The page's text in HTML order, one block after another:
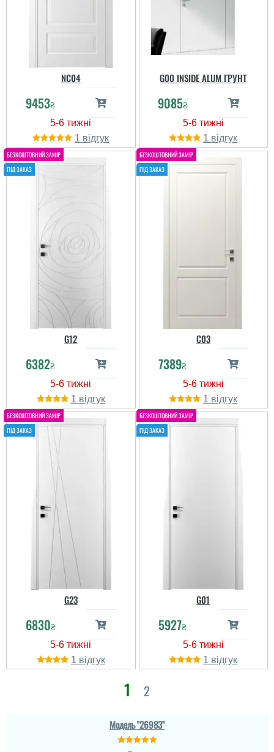
NC04
9453₴
1
G00 INSIDE ALUM ГРУНТ
9085₴
1
G12
6382₴
1
C03
7389₴
1
G23
6830₴
1
G01
5927₴
1
1 2
Модель "26983"